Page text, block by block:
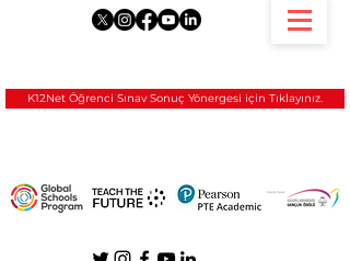
K12Net Öğrenci Sınav Sonuç Yönergesi için Tıklayınız.